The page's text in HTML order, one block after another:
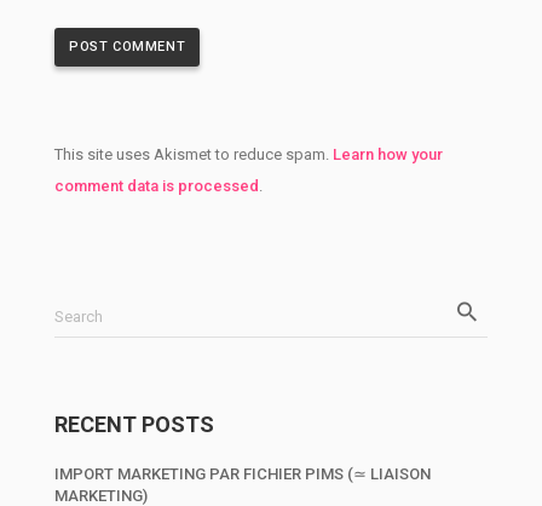
This site uses Akismet to reduce spam. Learn how your
comment data is processed .
Search
RECENT POSTS
IMPORT MARKETING PAR FICHIER PIMS (≃ LIAISON
MARKETING)